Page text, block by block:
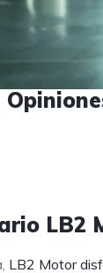
LB2
LB2 Motor